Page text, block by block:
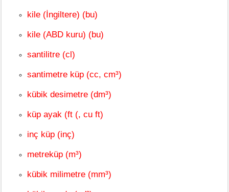
kile (İngiltere) (bu)
kile (ABD kuru) (bu)
santilitre (cl)
santimetre küp (cc, cm³)
kübik desimetre (dm³)
küp ayak (ft (, cu ft)
inç küp (inç)
metreküp (m³)
kübik milimetre (mm³)